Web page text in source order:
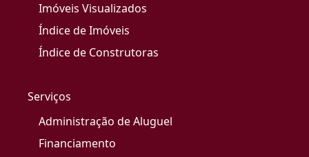
Imóveis Visualizados
Índice de Imóveis
Índice de Construtoras
Serviços
Administração de Aluguel
Financiamento